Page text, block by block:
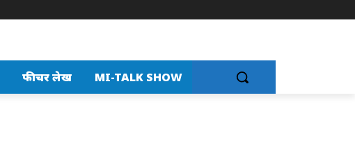
फीचर लेख MI-TALK SHOW